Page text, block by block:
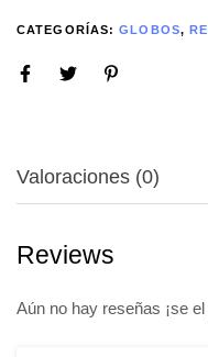
CATEGORÍAS:GLOBOS,
Valoraciones (0)
Reviews
Aún no hay reseñas ¡se